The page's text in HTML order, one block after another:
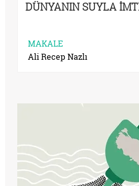
DÜNYANIN SUYLA
MAKALE
Ali Recep Nazlı